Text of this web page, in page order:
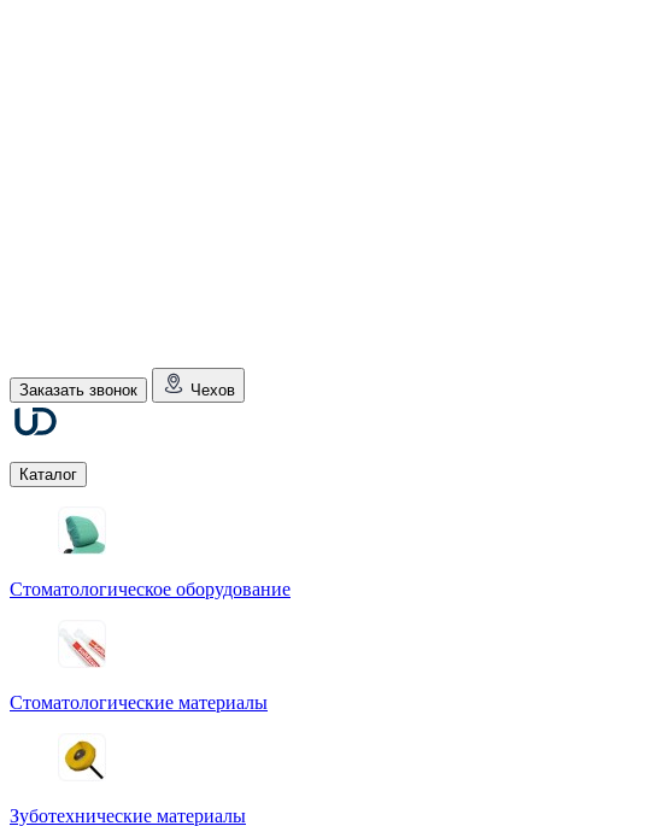
Заказать звонок Чехов
Каталог
Стоматологическое оборудование
Стоматологические материалы
Зуботехнические материалы